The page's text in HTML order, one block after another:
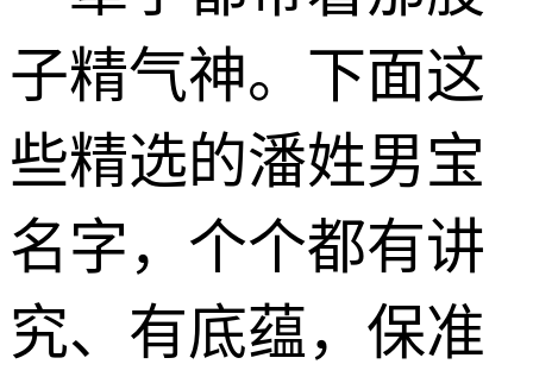
子精气神。下面这
些精选的潘姓男宝
名字，个个都有讲
究、有底蕴，保准